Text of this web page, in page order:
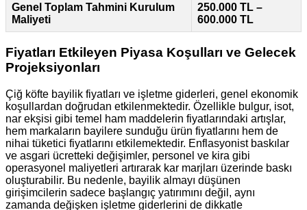
Genel Toplam Tahmini Kurulum
Maliyeti
250.000 TL –
600.000 TL
Fiyatları Etkileyen Piyasa Koşulları ve Gelecek
Projeksiyonları
Çiğ köfte bayilik fiyatları ve işletme giderleri, genel ekonomik
koşullardan doğrudan etkilenmektedir. Özellikle bulgur, isot,
nar ekşisi gibi temel ham maddelerin fiyatlarındaki artışlar,
hem markaların bayilere sunduğu ürün fiyatlarını hem de
nihai tüketici fiyatlarını etkilemektedir. Enflasyonist baskılar
ve asgari ücretteki değişimler, personel ve kira gibi
operasyonel maliyetleri artırarak kar marjları üzerinde baskı
oluşturabilir. Bu nedenle, bayilik almayı düşünen
girişimcilerin sadece başlangıç yatırımını değil, aynı
zamanda değişken işletme giderlerini de dikkatle